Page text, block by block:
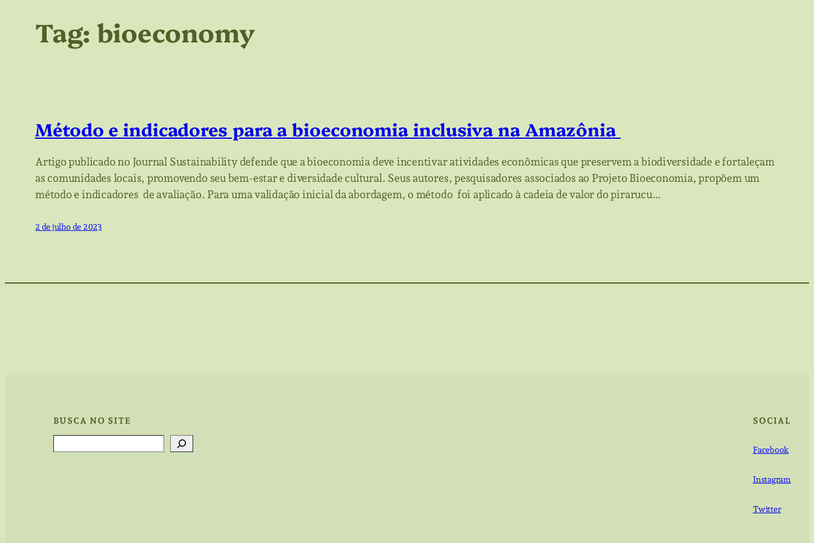
Tag: bioeconomy
Método e indicadores para a bioeconomia inclusiva na Amazônia
Artigo publicado no Journal Sustainability defende que a bioeconomia deve incentivar atividades econômicas que preservem a biodiversidade e fortaleçam
as comunidades locais, promovendo seu bem-estar e diversidade cultural. Seus autores, pesquisadores associados ao Projeto Bioeconomia, propõem um
método e indicadores de avaliação. Para uma validação inicial da abordagem, o método foi aplicado à cadeia de valor do pirarucu…
2 de julho de 2023
BUSCA NO SITE SOCIAL
Facebook
Instagram
Twitter